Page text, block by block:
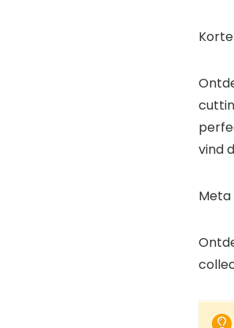
vind
Meta